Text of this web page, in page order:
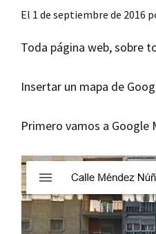
El 1 de septiembre de 2016
Toda página web, sobre
Insertar un mapa de
Primero vamos a Google